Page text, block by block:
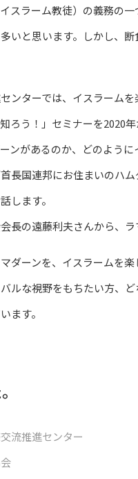
スラーム教徒）の義務の
いと思います。しかし、
ンターでは、イスラーム
ろう！」セミナーを2020年
ンがあるのか、どのよう
長国連邦にお住まいのハ
します。
長の遠藤利夫さんから、
ダーンを、イスラームを
ルな視野をもちたい方、
ます。
流推進センター